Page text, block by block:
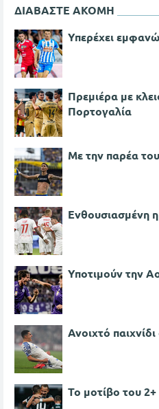
ΔΙΑΒΑΣΤΕ ΑΚΟΜΗ
Υπερέχει
Πρεμιέρα με
Πορτογαλία
Με την παρέα
Ενθουσιασμένη
Υποτιμούν την
Ανοιχτό
Το μοτίβο του 2+